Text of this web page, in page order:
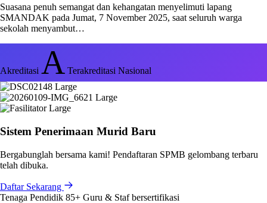
Suasana penuh semangat dan kehangatan menyelimuti lapang
SMANDAK pada Jumat, 7 November 2025, saat seluruh warga
sekolah menyambut…
Akreditasi A Terakreditasi Nasional
Sistem Penerimaan Murid Baru
Bergabunglah bersama kami! Pendaftaran SPMB gelombang terbaru
telah dibuka.
Daftar Sekarang
Tenaga Pendidik 85+ Guru & Staf bersertifikasi